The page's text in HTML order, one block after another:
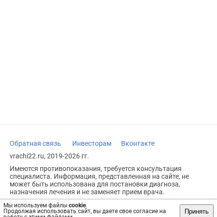
Мы используем файлы cookie.
Продолжая использовать сайт, вы даете свое согласие на
Принять
Обратная связь Инвесторам
Вконтакте
vrachi22.ru, 2019-2026 гг.
Имеются противопоказания, требуется консультация
специалиста. Информация, представленная на сайте, не
может быть использована для постановки диагноза,
назначения лечения и не заменяет прием врача.
Возрастное ограничение: 18+